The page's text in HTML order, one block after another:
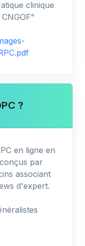
clinique
?
en ligne en
par
associant
d'expert.